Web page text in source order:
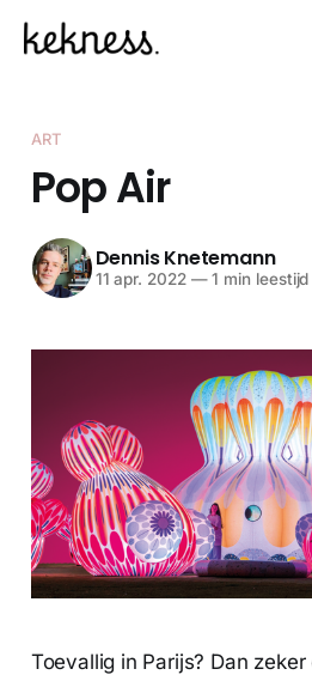
ART
Pop Air
Dennis Knetemann
11 apr. 2022 —1 min leestijd
Toevallig in Parijs? Dan